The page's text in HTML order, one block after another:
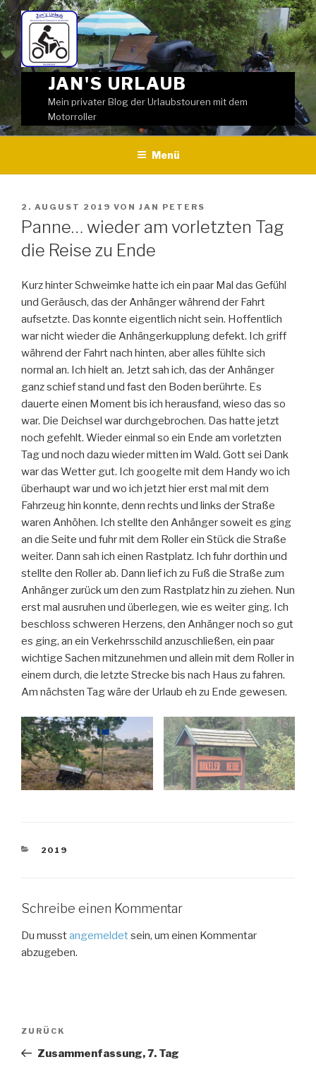
Weiter
zum
Inhalt
JAN'S URLAUB
Mein privater Blog der Urlaubstouren mit dem
Motorroller
Menü
VERÖFFENTLICHT
AM
2. AUGUST 2019 VON JAN PETERS
Panne… wieder am vorletzten Tag
die Reise zu Ende
Kurz hinter Schweimke hatte ich ein paar Mal das Gefühl
und Geräusch, das der Anhänger während der Fahrt
aufsetzte. Das konnte eigentlich nicht sein. Hoffentlich
war nicht wieder die Anhängerkupplung defekt. Ich griff
während der Fahrt nach hinten, aber alles fühlte sich
normal an. Ich hielt an. Jetzt sah ich, das der Anhänger
ganz schief stand und fast den Boden berührte. Es
dauerte einen Moment bis ich herausfand, wieso das so
war. Die Deichsel war durchgebrochen. Das hatte jetzt
noch gefehlt. Wieder einmal so ein Ende am vorletzten
Tag und noch dazu wieder mitten im Wald. Gott sei Dank
war das Wetter gut. Ich googelte mit dem Handy wo ich
überhaupt war und wo ich jetzt hier erst mal mit dem
Fahrzeug hin konnte, denn rechts und links der Straße
waren Anhöhen. Ich stellte den Anhänger soweit es ging
an die Seite und fuhr mit dem Roller ein Stück die Straße
weiter. Dann sah ich einen Rastplatz. Ich fuhr dorthin und
stellte den Roller ab. Dann lief ich zu Fuß die Straße zum
Anhänger zurück um den zum Rastplatz hin zu ziehen. Nun
erst mal ausruhen und überlegen, wie es weiter ging. Ich
beschloss schweren Herzens, den Anhänger noch so gut
es ging, an ein Verkehrsschild anzuschließen, ein paar
wichtige Sachen mitzunehmen und allein mit dem Roller in
einem durch, die letzte Strecke bis nach Haus zu fahren.
Am nächsten Tag wäre der Urlaub eh zu Ende gewesen.
KATEGORIEN
2019
Schreibe einen Kommentar
Du musstangemeldetsein, um einen Kommentar
abzugeben.
Beitragsnavigation
Vorheriger
Beitrag
ZURÜCK
Zusammenfassung, 7. Tag